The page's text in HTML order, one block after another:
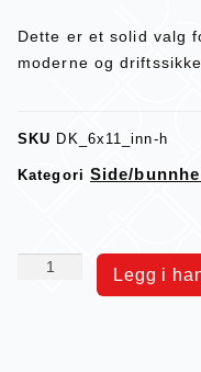
Dette er et solid valg
moderne og
SKU DK_6x11_inn-h
Kategori Side/
Legg i